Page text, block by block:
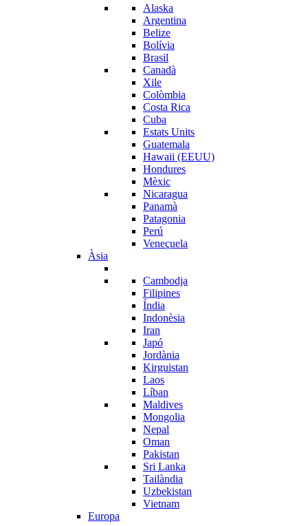
Alaska
Argentina
Belize
Bolívia
Brasil
Canadà
Xile
Colòmbia
Costa Rica
Cuba
Estats Units
Guatemala
Hawaii (EEUU)
Hondures
Mèxic
Nicaragua
Panamà
Patagonia
Perú
Veneçuela
Àsia
Cambodja
Filipines
Índia
Indonèsia
Iran
Japó
Jordània
Kirguistan
Laos
Líban
Maldives
Mongolia
Nepal
Oman
Pakistan
Sri Lanka
Tailàndia
Uzbekistan
Vietnam
Europa